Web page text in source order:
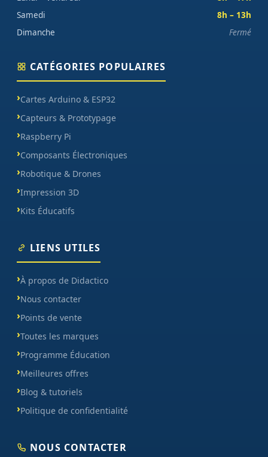
Samedi
8h – 13h
Dimanche
Fermé
CATÉGORIES POPULAIRES
Cartes Arduino & ESP32
Capteurs & Prototypage
Raspberry Pi
Composants Électroniques
Robotique & Drones
Impression 3D
Kits Éducatifs
LIENS UTILES
À propos de Didactico
Nous contacter
Points de vente
Toutes les marques
Programme Éducation
Meilleures offres
Blog & tutoriels
Politique de confidentialité
NOUS CONTACTER